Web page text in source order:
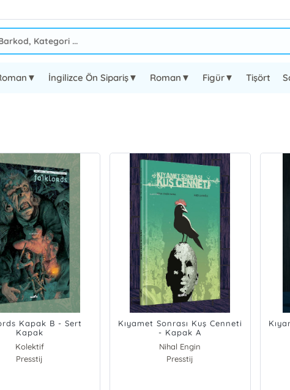
İngilizce Ön Sipariş▼ Roman▼ Figür▼ Tişört
Kapak B - Sert
Kapak
Kolektif
Matt Kindt
Presstij
Kıyamet Sonrası Kuş Cenneti
- Kapak A
Nihal Engin
Presstij